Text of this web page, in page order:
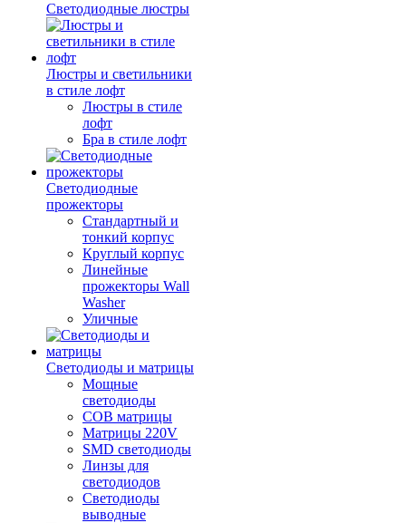
Светодиодные люстры
Люстры и светильники
в стиле лофт
Люстры в стиле
лофт
Бра в стиле лофт
Светодиодные
прожекторы
Стандартный и
тонкий корпус
Круглый корпус
Линейные
прожекторы Wall
Washer
Уличные
Светодиоды и матрицы
Мощные
светодиоды
COB матрицы
Матрицы 220V
SMD светодиоды
Линзы для
светодиодов
Светодиоды
выводные